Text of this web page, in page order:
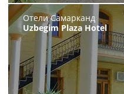
Отели Самарканд
Uzbegim Plaza Hotel